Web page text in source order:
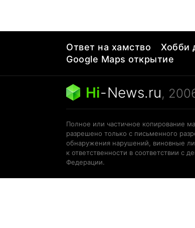
Ответ на хамство Хобби
Google Maps открытие
Hi-News.ru,
Полное или частичное копирование
разрешено только с письменного
обнаружения нарушений, виновные
к ответственности в соответствии с
Федерации.